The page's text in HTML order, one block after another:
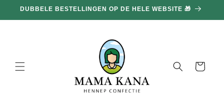
doorgaan
naar
DUBBELE BESTELLINGEN OP DE HELE WEBSITE 🎁
Mand